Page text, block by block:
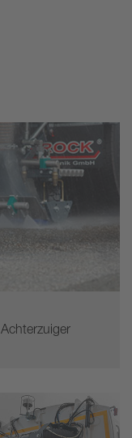
Achterzuiger